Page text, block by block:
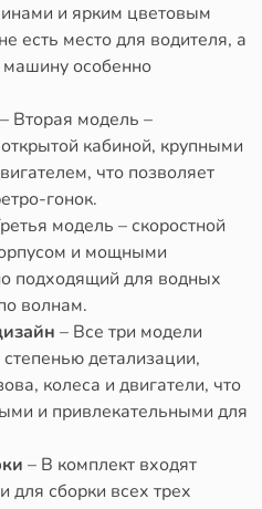
и ярким цветовым
есть место для водителя, а
машину особенно
– Вторая модель –
кабиной, крупными
что позволяет
гонок.
модель – скоростной
и мощными
подходящий для водных
волнам.
– Все три модели
детализации,
колеса и двигатели, что
и привлекательными для
– В комплект входят
для сборки всех трех